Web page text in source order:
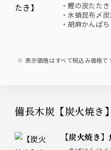
・鰹の炭
・水蛸昆布
・胡麻かん
・漬けサー
表示価格はすべて税込み価格で
備長木炭【炭火焼き】
【炭火焼き